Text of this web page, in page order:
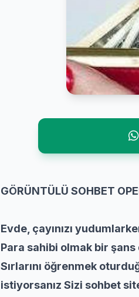
GÖRÜNTÜLÜ SOHBET
Evde, çayınızı
Para sahibi olmak bir şans
Sırlarını öğrenmek
istiyorsanız Sizi sohbet